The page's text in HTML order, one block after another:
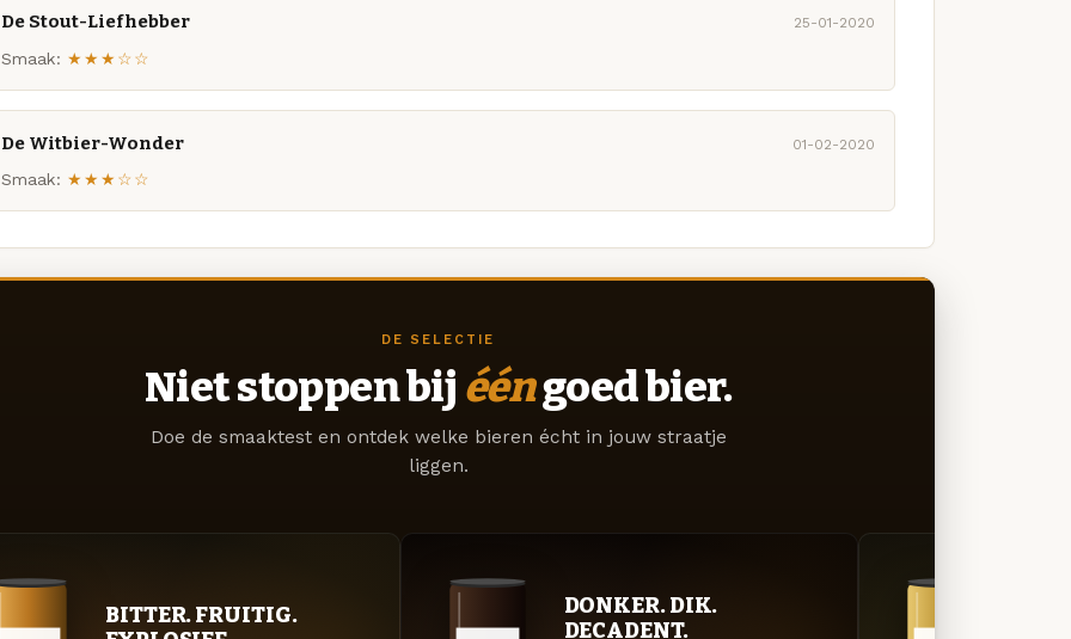
De Stout-Liefhebber 25-01-2020
Smaak: ★★★☆☆
De Witbier-Wonder 01-02-2020
Smaak: ★★★☆☆
DE SELECTIE
Niet stoppen bij ééngoed bier.
Doe de smaaktest en ontdek welke bieren écht in jouw straatje
liggen.
BITTER. FRUITIG.
DONKER. DIK.
DECADENT.